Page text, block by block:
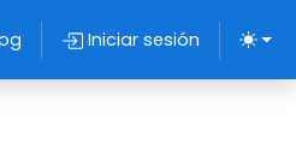
Iniciar sesión